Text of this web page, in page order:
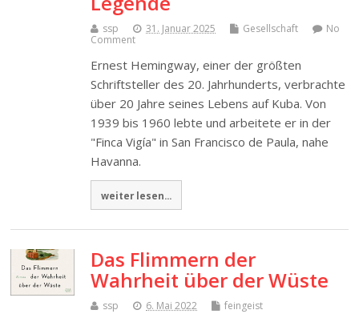
ssp 31. Januar 2025 Gesellschaft
No
Comment
Ernest Hemingway, einer der größten
Schriftsteller des 20. Jahrhunderts, verbrachte
über 20 Jahre seines Lebens auf Kuba. Von
1939 bis 1960 lebte und arbeitete er in der
"Finca Vigía" in San Francisco de Paula, nahe
Havanna.
weiter lesen...
Das Flimmern der
Wahrheit über der Wüste
ssp 6. Mai 2022 feingeist